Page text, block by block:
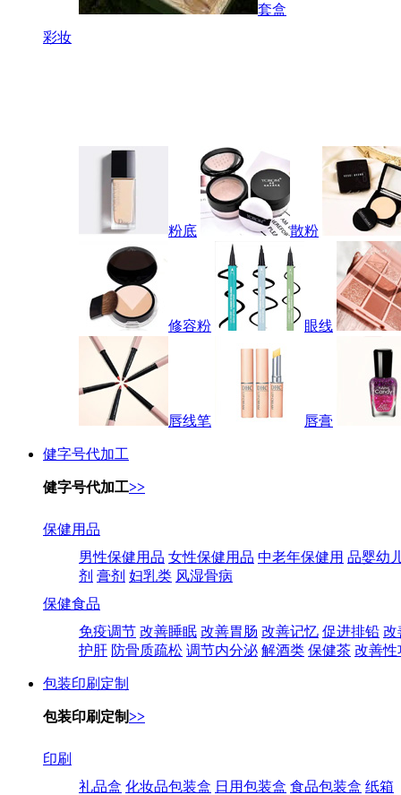
套盒
彩妆
粉底 散粉
修容粉 眼线
唇线笔 唇膏
健字号代加工
健字号代加工>>
保健用品
男性保健用品 女性保健用品 中老年保健用 品婴幼
剂 膏剂 妇乳类 风湿骨病
保健食品
免疫调节 改善睡眠 改善胃肠 改善记忆 促进排铅 改
护肝 防骨质疏松 调节内分泌 解酒类 保健茶 改善性
包装印刷定制
包装印刷定制>>
印刷
礼品盒 化妆品包装盒 日用包装盒 食品包装盒 纸箱